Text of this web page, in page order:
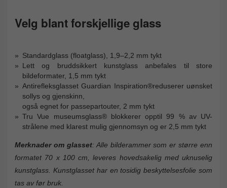
Velg blant forskjellige glass
Standardglass (floatglass), 1,9–2,2 mm tykt
Lett og bruddsikkert kunstglass anbefales til store
bildeformater, 1,5 mm tykt
Antirefleksglasset Guardian Inspiration®reduserer uønsket
sollys og gjenskinn,
også egnet for passepartouter, 2 mm tykt
Tru Vue museumsglass® blokkerer opptil 99 % av UV-
strålene med klarest mulig gjennomsyn og er 2,5 mm tykt
Merknader om glasset: Alle bilderammer som er større enn
formatet 70 x 100 cm, leveres hovedsakelig med uknuselig
kunstglass. Kunstglasset har en tosidig beskyttelsesfolie som
tas av før bruk.